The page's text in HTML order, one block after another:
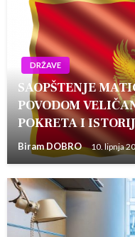
DRŽAVE
SAOPŠTENJE
POVODOM
POKRETA I
Biram DOBRO 10. lipnja